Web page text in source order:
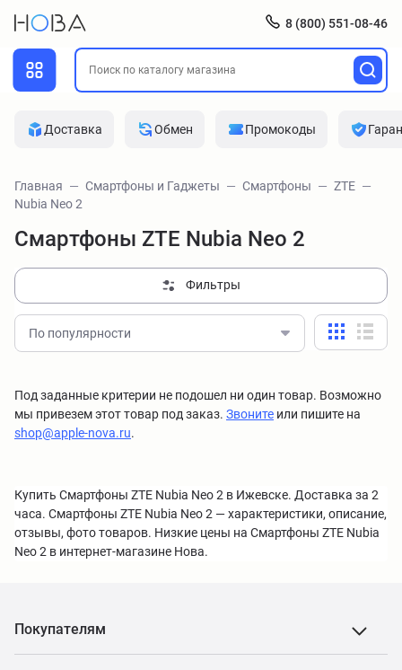
8 (800) 551-08-46
Доставка Обмен Промокоды
Главная Смартфоны и Гаджеты Смартфоны
ZTE
Nubia Neo 2
Смартфоны ZTE Nubia Neo 2
Фильтры
По популярности
Под заданные критерии не подошел ни один товар. Возможно
мы привезем этот товар под заказ. Звоните или пишите на
shop@apple-nova.ru.
Купить Смартфоны ZTE Nubia Neo 2 в Ижевске. Доставка за 2
часа. Смартфоны ZTE Nubia Neo 2 — характеристики, описание,
отзывы, фото товаров. Низкие цены на Смартфоны ZTE Nubia
Neo 2 в интернет-магазине Нова.
Покупателям